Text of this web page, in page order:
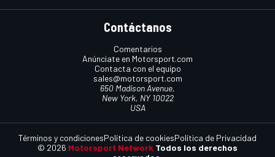
Contáctanos
Comentarios
Anúnciate en Motorsport.com
Contacta con el equipo
sales@motorsport.com
650 Madison Avenue,
New York, NY 10022
USA
© 2026 Motorsport Network Todos los derechos
Términos y condicionesPolítica de cookiesPolítica de Privacidad